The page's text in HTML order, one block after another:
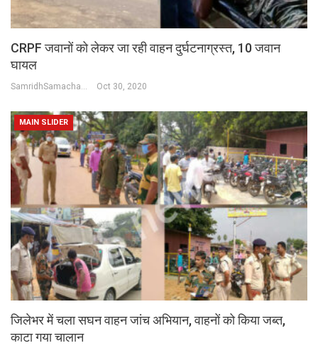
CRPF जवानों को लेकर जा रही वाहन दुर्घटनाग्रस्त, 10 जवान
घायल
Oct 30, 2020
MAIN SLIDER
जिलेभर में चला सघन वाहन जांच अभियान, वाहनों को किया जब्त,
काटा गया चालान